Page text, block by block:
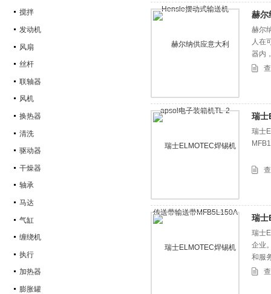
搅拌
发动机
风扇
丝杆
联轴器
风机
换热器
清洗
驱动器
干燥器
轴承
马达
气缸
缠绕机
执行
加热器
膨胀罐
赫尔
赫尔
人在
器内
瑞士
瑞士
瑞士
瑞士
企业
和服
气/电